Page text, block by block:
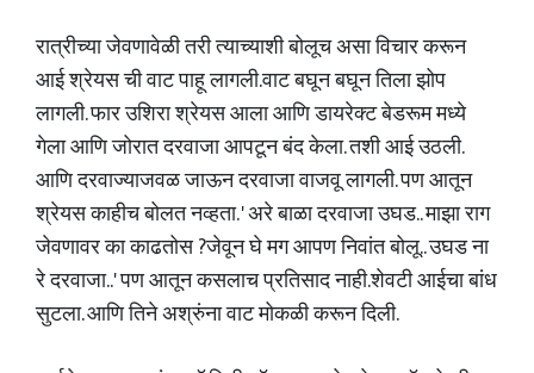
रात्रीच्या जेवणावेळी तरी त्याच्याशी बोलूच असा विचार करून
आई श्रेयस ची वाट पाहू लागली.वाट बघून बघून तिला झोप
लागली. फार उशिरा श्रेयस आला आणि डायरेक्ट बेडरूम मध्ये
गेला आणि जोरात दरवाजा आपटून बंद केला. तशी आई उठली.
आणि दरवाज्याजवळ जाऊन दरवाजा वाजवू लागली. पण आतून
श्रेयस काहीच बोलत नव्हता. ' अरे बाळा दरवाजा उघड.. माझा राग
जेवणावर का काढतोस ?जेवून घे मग आपण निवांत बोलू.. उघड ना
रे दरवाजा..' पण आतून कसलाच प्रतिसाद नाही.शेवटी आईचा बांध
सुटला. आणि तिने अश्रुंना वाट मोकळी करून दिली.